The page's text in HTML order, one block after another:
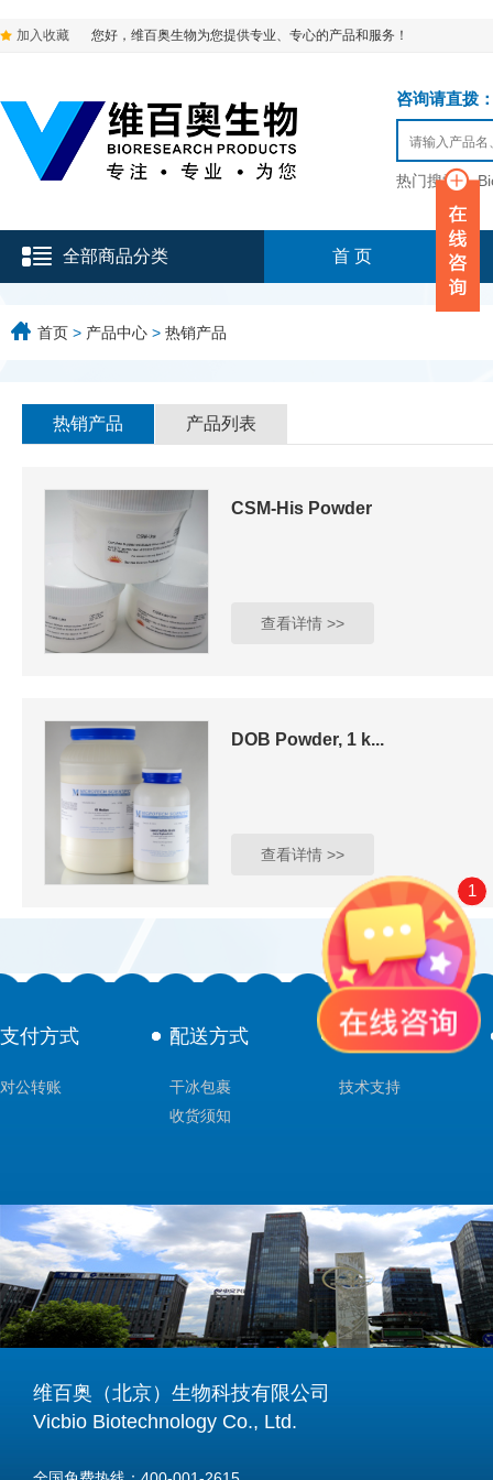
加入收藏 您好，维百奥生物为您提供专业、专心的产品和服务！
咨询请直拨
热门搜索：
全部商品分类 首 页
首页 > 产品中心 > 热销产品
热销产品 产品列表
CSM-His Powder
查看详情 >>
DOB Powder, 1 k...
查看详情 >>
支付方式
对公转账
配送方式
干冰包裹
收货须知
售后服务
技术支持
维百奥（北京）生物科技有限公司
Vicbio Biotechnology Co., Ltd.
1